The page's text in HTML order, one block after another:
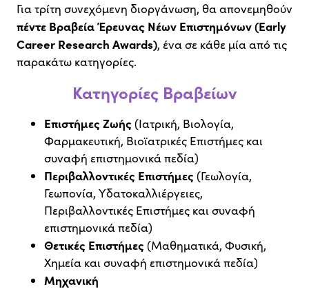
Για τρίτη συνεχόμενη διοργάνωση, θα απονεμηθούν
πέντε Βραβεία Έρευνας Νέων Επιστημόνων (Early
Career Research Awards), ένα σε κάθε μία από τις
παρακάτω κατηγορίες.
Κατηγορίες Βραβείων
Επιστήμες Ζωής (Ιατρική, Βιολογία,
Φαρμακευτική, Βιοϊατρικές Επιστήμες και
συναφή επιστημονικά πεδία)
Περιβαλλοντικές Επιστήμες (Γεωλογία,
Γεωπονία, Υδατοκαλλιέργειες,
Περιβαλλοντικές Επιστήμες και συναφή
επιστημονικά πεδία)
Θετικές Επιστήμες (Μαθηματικά, Φυσική,
Χημεία και συναφή επιστημονικά πεδία)
Μηχανική